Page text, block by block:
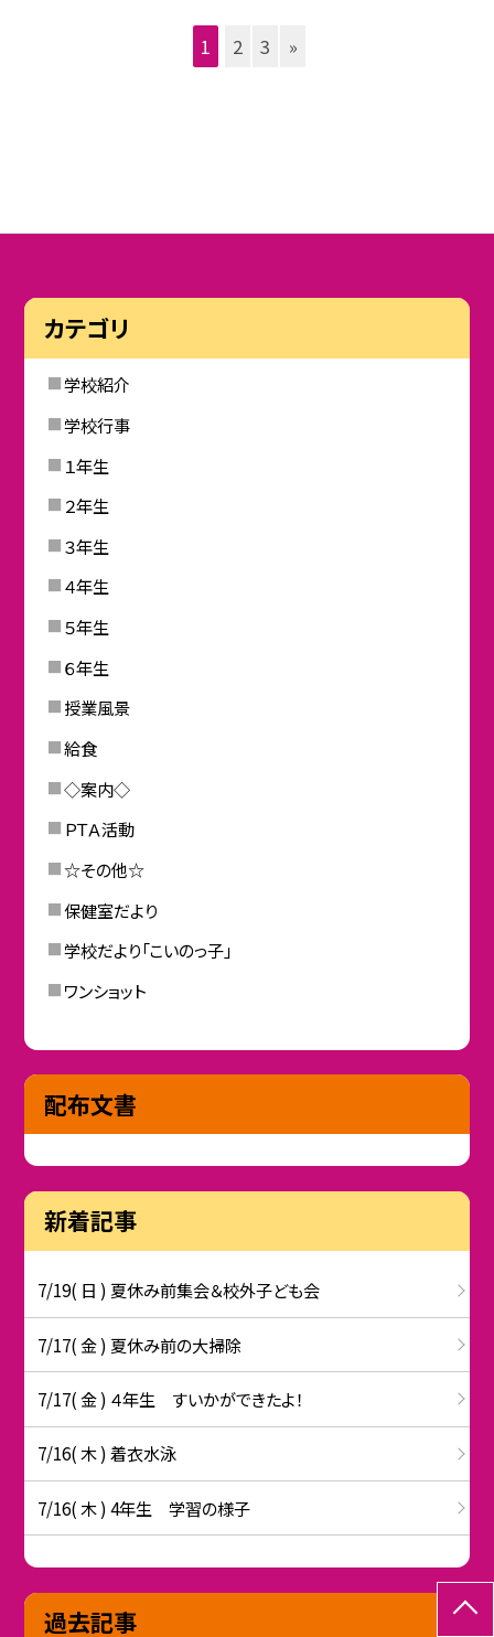
1 2 3 »
カテゴリ
学校紹介
学校行事
１年生
２年生
３年生
４年生
５年生
６年生
授業風景
給食
◇案内◇
ＰＴＡ活動
☆その他☆
保健室だより
学校だより「こいのっ子」
ワンショット
配布文書
新着記事
7/19( 日 ) 夏休み前集会＆校外子ども会
7/17( 金 ) 夏休み前の大掃除
7/17( 金 ) ４年生 すいかができたよ！
7/16( 木 ) 着衣水泳
7/16( 木 ) 4年生 学習の様子
過去記事